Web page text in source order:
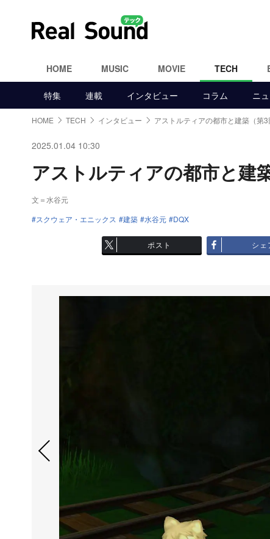
HOME MUSIC MOVIE TECH
特集 連載 インタビュー コラム ニ
HOME TECH インタビュー アストルティアの都市と建築（第3
2025.01.04 10:30
アストルティアの都市と
文＝水谷元
スクウェア・エニックス
建築 水谷元 DQX
ポスト シェ